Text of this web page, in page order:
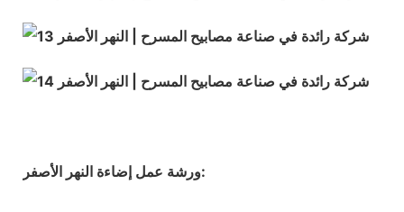
ورشة عمل إضاءة النهر الأصفر: